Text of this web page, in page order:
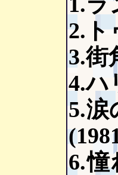
2.ト
3.街
4.ハ
5.涙
6.憧